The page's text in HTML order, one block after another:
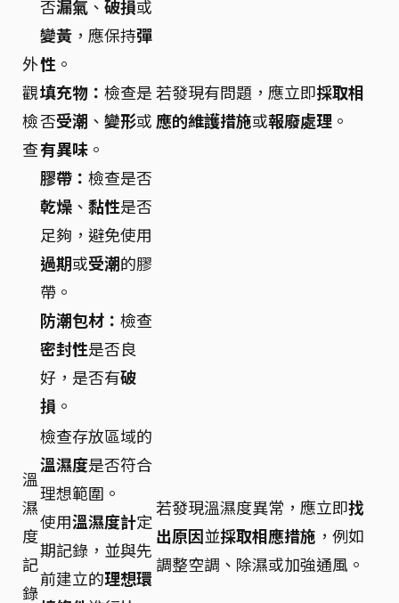
外
觀
檢
查
否漏氣 、 破損或
變黃 ，應保持彈
性 。
填充物： 檢查是
否受潮 、 變形或
有異味 。
膠帶： 檢查是否
乾燥 、 黏性是否
足夠，避免使用
過期或受潮的膠
帶。
防潮包材： 檢查
密封性是否良
好，是否有破
損 。
若發現有問題，應立即採取相
應的維護措施或報廢處理 。
溫
濕
度
記
錄
檢查存放區域的
溫濕度是否符合
理想範圍。
使用溫濕度計定
期記錄，並與先
前建立的理想環
若發現溫濕度異常，應立即找
出原因並採取相應措施 ，例如
調整空調、除濕或加強通風。